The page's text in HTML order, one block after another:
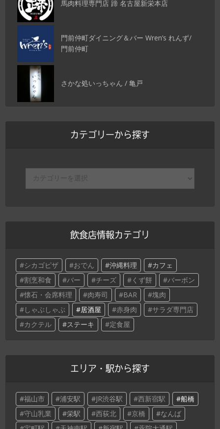
馬肉料理専門店 蹄 名古屋新栄本店
門前仲町ダイニング＆バー Wren’s れんず/
門前仲町
さかな処いっちゃん / 亀戸
カテゴリーから探す
飲食店情報カテゴリ
シカゴピザ おでん 沖縄料理
カフェ
割烹和食
バー チーズ くず餅
バーボン
懐石・会席料理
肉寿司 BAR
塊肉
しゃぶしゃぶ
居酒屋 赤身肉
サラダ専門店
カクテル
ステーキ 定食屋
エリア・駅から探す
福山市 浦安駅 JR渋谷駅 西新宿駅
船橋
守山乳業
栄駅 西荻北 京橋
なんば